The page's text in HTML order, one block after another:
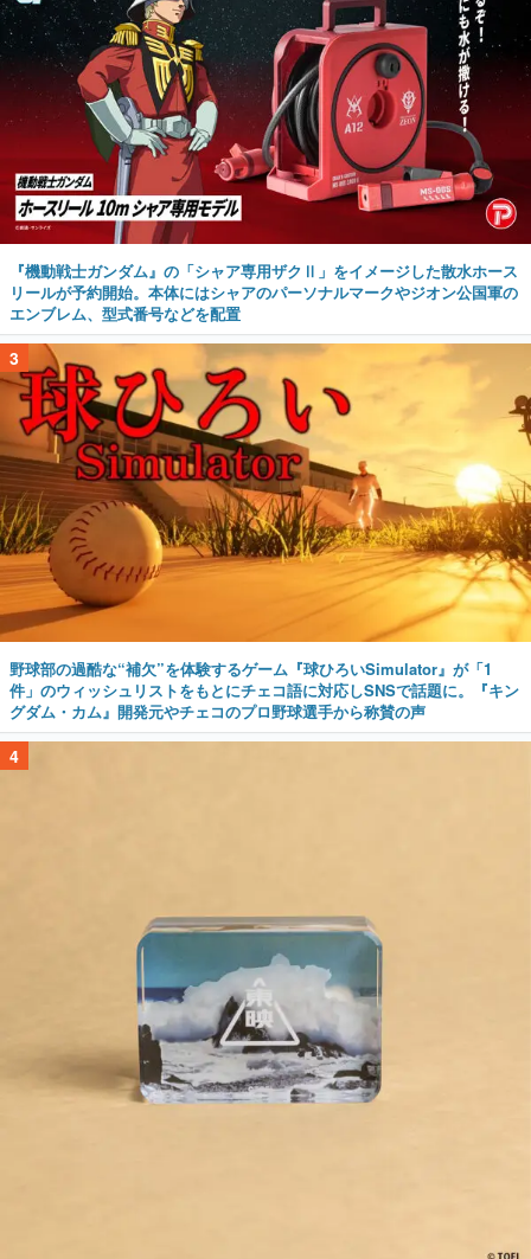
『機動戦士ガンダム』の「シャア専用ザクⅡ」をイメージした散水ホース
リールが予約開始。本体にはシャアのパーソナルマークやジオン公国軍の
エンブレム、型式番号などを配置
3
野球部の過酷な“補欠”を体験するゲーム『球ひろいSimulator』が「1
件」のウィッシュリストをもとにチェコ語に対応しSNSで話題に。『キン
グダム・カム』開発元やチェコのプロ野球選手から称賛の声
4